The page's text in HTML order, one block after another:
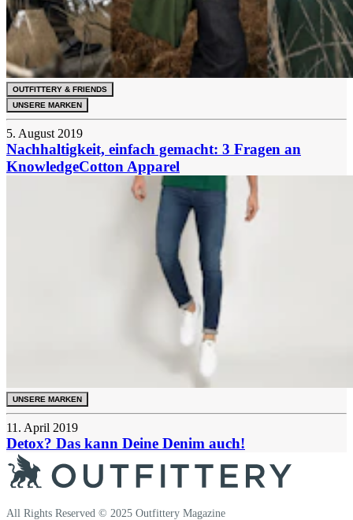
OUTFITTERY & FRIENDS
UNSERE MARKEN
5. August 2019
Nachhaltigkeit, einfach gemacht: 3 Fragen an
KnowledgeCotton Apparel
UNSERE MARKEN
11. April 2019
Detox? Das kann Deine Denim auch!
All Rights Reserved © 2025 Outfittery Magazine